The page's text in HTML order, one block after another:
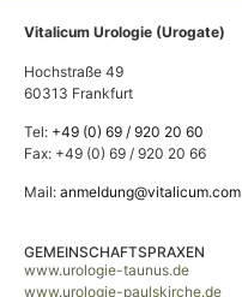
Vitalicum Urologie (Urogate)
Hochstraße 49
60313 Frankfurt
Tel: +49 (0) 69 / 920 20 60
Fax: +49 (0) 69 / 920 20 66
Mail: anmeldung@vitalicum.com
GEMEINSCHAFTSPRAXEN
www.urologie-taunus.de
www.urologie-paulskirche.de